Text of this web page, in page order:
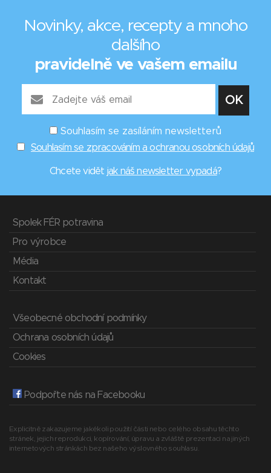
Novinky, akce, recepty a mnoho
dalšího
pravidelně ve vašem emailu
Souhlasím se zasíláním newsletterů
Souhlasím se zpracováním a ochranou osobních údajů
Chcete vidět jak náš newsletter vypadá?
Spolek FÉR potravina
Pro výrobce
Média
Kontakt
Všeobecné obchodní podmínky
Ochrana osobních údajů
Cookies
Podpořte nás na Facebooku
Explicitně zakazujeme jakékoli použití části nebo celého obsahu těchto
stránek, jejich reprodukci, kopírování, úpravu a zvláště prezentaci na jiných
internetových stránkách bez našeho výslovného souhlasu.